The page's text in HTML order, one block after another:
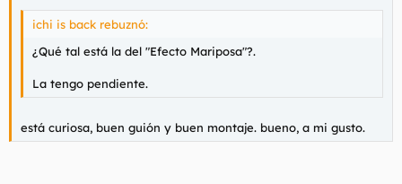
ichi is back rebuznó:
¿Qué tal está la del "Efecto Mariposa"?.
La tengo pendiente.
está curiosa, buen guión y buen montaje. bueno, a mi gusto.